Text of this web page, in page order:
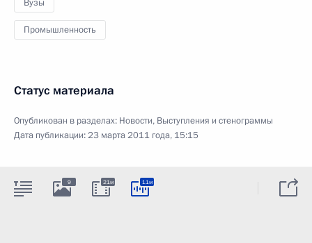
Вузы
Промышленность
Статус материала
Опубликован в разделах: Новости, Выступления и стенограммы
Дата публикации:23 марта 2011 года, 15:15
9 21м 11м